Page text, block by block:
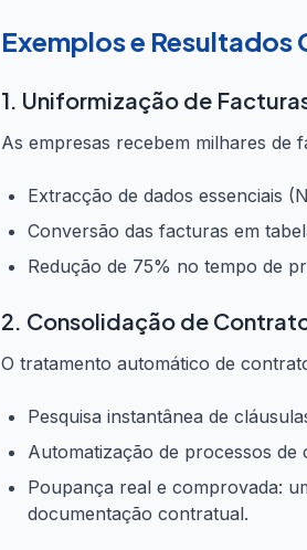
Exemplos e Resultados
1. Uniformização de
As empresas recebem milhares de
Extracção de dados essenciais
Conversão das facturas em
Redução de 75% no tempo de
2. Consolidação de
O tratamento automático de
Pesquisa instantânea de
Automatização de processos de
Poupança real e comprovada:
documentação contratual.